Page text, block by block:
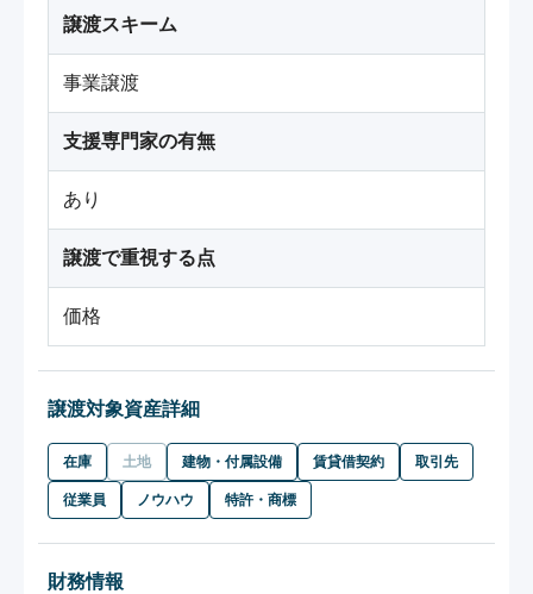
譲渡スキーム
事業譲渡
支援専門家の有無
あり
譲渡で重視する点
価格
譲渡対象資産詳細
在庫 土地 建物・付属設備 賃貸借契約 取引先
従業員 ノウハウ 特許・商標
財務情報